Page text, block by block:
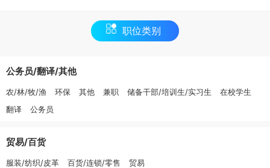
职位类别
公务员/翻译/其他
农/林/牧/渔 环保 其他 兼职 储备干部/培训生/实习生
在校学生
翻译
公务员
贸易/百货
服装/纺织/皮革 百货/连锁/零售 贸易